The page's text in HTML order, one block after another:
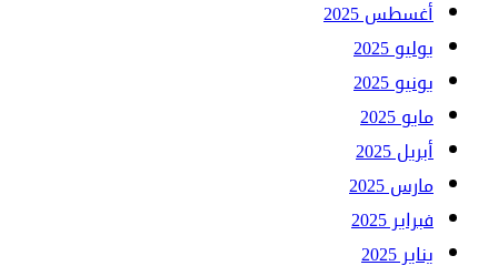
أغسطس 2025
يوليو 2025
يونيو 2025
مايو 2025
أبريل 2025
مارس 2025
فبراير 2025
يناير 2025